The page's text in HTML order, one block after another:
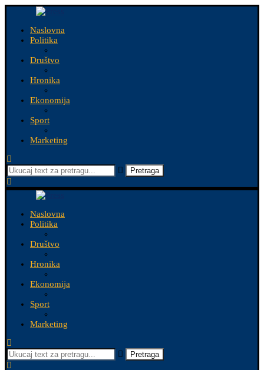
Naslovna
Politika
Društvo
Hronika
Ekonomija
Sport
Marketing
Pretraga
Naslovna
Politika
Društvo
Hronika
Ekonomija
Sport
Marketing
Pretraga